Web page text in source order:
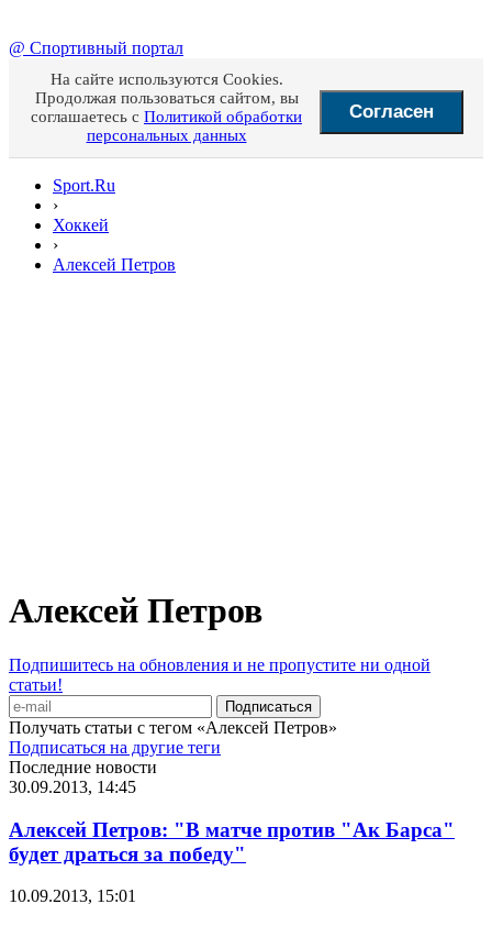
@ Спортивный портал
На сайте используются Cookies.
Продолжая пользоваться сайтом, вы
соглашаетесь с Политикой обработки
персональных данных
Согласен
Sport.Ru
›
Хоккей
›
Алексей Петров
Алексей Петров
Подпишитесь на обновления и не пропустите ни одной
статьи!
Получать статьи с тегом «Алексей Петров»
Подписаться на другие теги
Последние новости
30.09.2013, 14:45
Алексей Петров: "В матче против "Ак Барса"
будет драться за победу"
10.09.2013, 15:01